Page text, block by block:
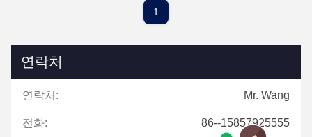
1
연락처
연락처: Mr. Wang
전화: 86--15857925555